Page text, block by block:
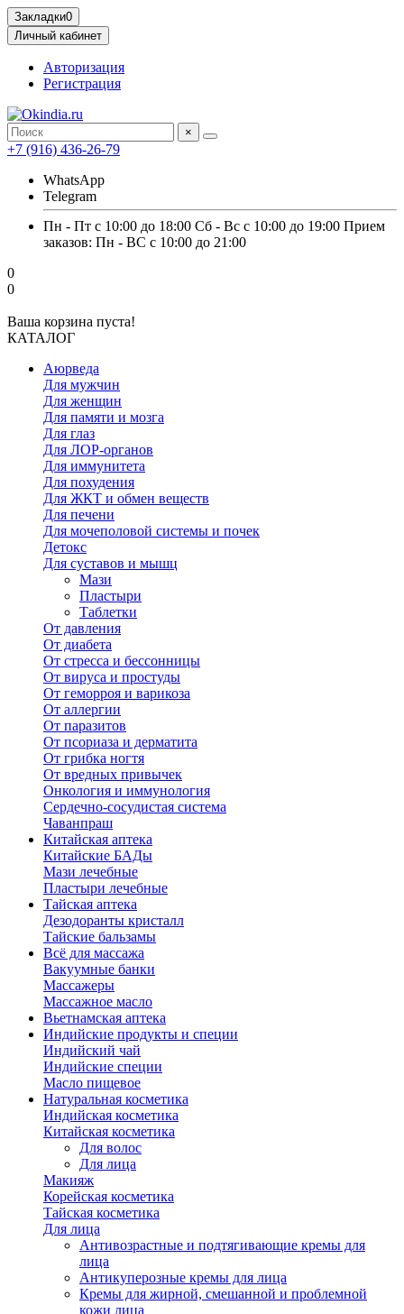
Закладки0
Личный кабинет
Авторизация
Регистрация
×
+7 (916) 436-26-79
WhatsApp
Telegram
Пн - Пт с 10:00 до 18:00 Сб - Вс с 10:00 до 19:00 Прием
заказов: Пн - ВС с 10:00 до 21:00
0
0
Ваша корзина пуста!
КАТАЛОГ
Аюрведа
Для мужчин
Для женщин
Для памяти и мозга
Для глаз
Для ЛОР-органов
Для иммунитета
Для похудения
Для ЖКТ и обмен веществ
Для печени
Для мочеполовой системы и почек
Детокс
Для суставов и мышц
Мази
Пластыри
Таблетки
От давления
От диабета
От стресса и бессонницы
От вируса и простуды
От геморроя и варикоза
От аллергии
От паразитов
От псориаза и дерматита
От грибка ногтя
От вредных привычек
Онкология и иммунология
Сердечно-сосудистая система
Чаванпраш
Китайская аптека
Китайские БАДы
Мази лечебные
Пластыри лечебные
Тайская аптека
Дезодоранты кристалл
Тайские бальзамы
Всё для массажа
Вакуумные банки
Массажеры
Массажное масло
Вьетнамская аптека
Индийские продукты и специи
Индийский чай
Индийские специи
Масло пищевое
Натуральная косметика
Индийская косметика
Китайская косметика
Для волос
Для лица
Макияж
Корейская косметика
Тайская косметика
Для лица
Антивозрастные и подтягивающие кремы для
лица
Антикуперозные кремы для лица
Кремы для жирной, смешанной и проблемной
кожи лица